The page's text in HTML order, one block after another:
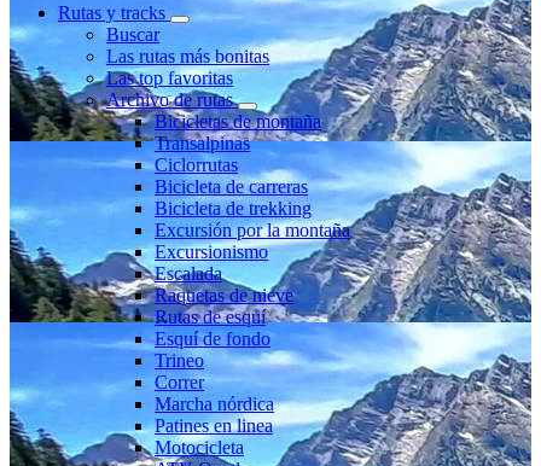
Rutas y tracks
Buscar
Las rutas más bonitas
Las top favoritas
Archivo de rutas
Bicicletas de montaña
Transalpinas
Ciclorrutas
Bicicleta de carreras
Bicicleta de trekking
Excursión por la montaña
Excursionismo
Escalada
Raquetas de nieve
Rutas de esquí
Esquí de fondo
Trineo
Correr
Marcha nórdica
Patines en linea
Motocicleta